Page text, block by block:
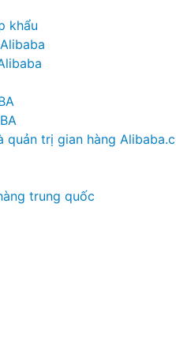
khẩu
quản trị gian hàng
trung quốc